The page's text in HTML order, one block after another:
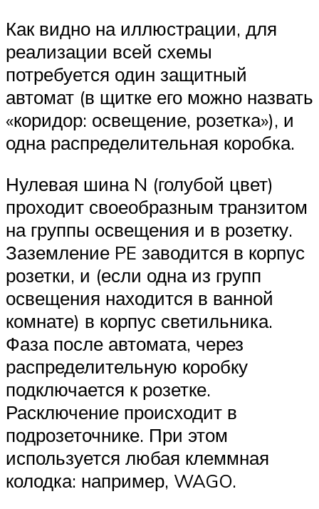
Как видно на иллюстрации, для
реализации всей схемы
потребуется один защитный
автомат (в щитке его можно назвать
«коридор: освещение, розетка»), и
одна распределительная коробка.
Нулевая шина N (голубой цвет)
проходит своеобразным транзитом
на группы освещения и в розетку.
Заземление PE заводится в корпус
розетки, и (если одна из групп
освещения находится в ванной
комнате) в корпус светильника.
Фаза после автомата, через
распределительную коробку
подключается к розетке.
Расключение происходит в
подрозеточнике. При этом
используется любая клеммная
колодка: например, WAGO.